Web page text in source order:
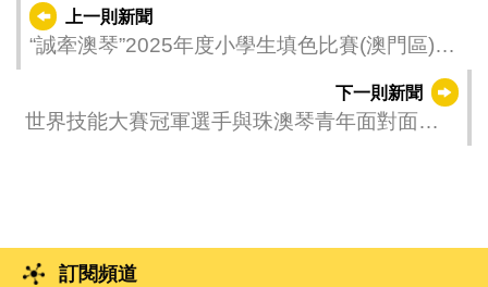
上一則新聞
“誠牽澳琴”2025年度小學生填色比賽(澳門區)結
下一則新聞
世界技能大賽冠軍選手與珠澳琴青年面對面交
訂閱頻道